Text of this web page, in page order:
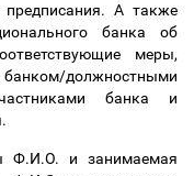
А также
банка об
меры,
должностными
банка и
Ф.И.О. и занимаемая